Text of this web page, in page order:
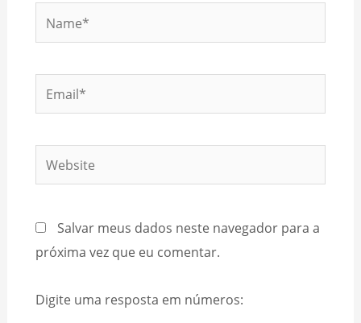
Website
Salvar meus dados neste navegador para a
próxima vez que eu comentar.
Digite uma resposta em números: